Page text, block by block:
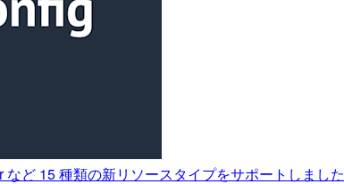
ど 15 種類の新リソースタイプをサポートしました